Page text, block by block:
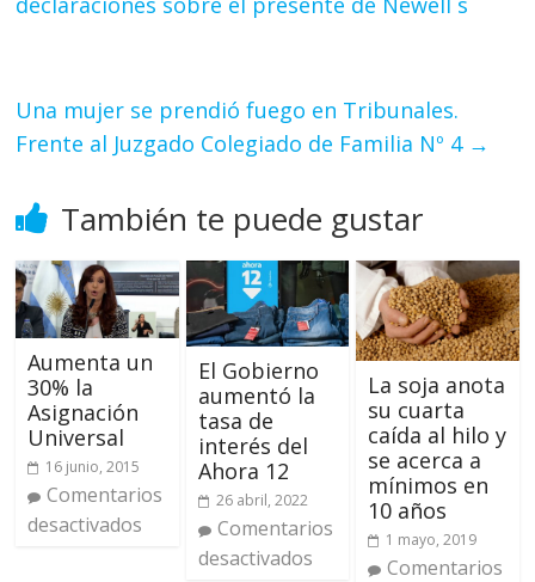
Una mujer se prendió fuego en Tribunales.
Frente al Juzgado Colegiado de Familia Nº 4 →
También te puede gustar
Aumenta un
30% la
Asignación
Universal
16 junio, 2015
Comentarios
desactivados
El Gobierno
aumentó la
tasa de
interés del
Ahora 12
26 abril, 2022
Comentarios
desactivados
La soja anota
su cuarta
caída al hilo y
se acerca a
mínimos en
10 años
1 mayo, 2019
Comentarios